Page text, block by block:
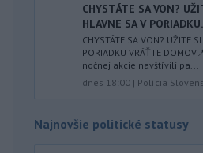
CHYSTÁTE SA VON?
HLAVNE SA V
CHYSTÁTE SA VON? UŽITE
PORIADKU VRÁŤTE
nočnej akcie navštívili pa...
dnes 18:00 | Polícia
Najnovšie politické statusy